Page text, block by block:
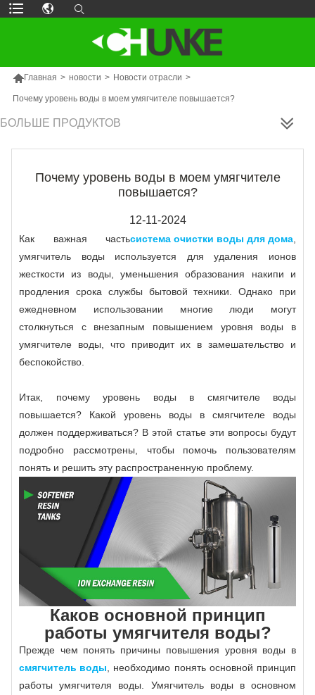
Главная > новости > Новости отрасли >
Почему уровень воды в моем умягчителе повышается?
БОЛЬШЕ ПРОДУКТОВ
Почему уровень воды в моем умягчителе
повышается?
12-11-2024
Как важная частьсистема очистки воды для дома
умягчитель воды используется для удаления ионов
жесткости из воды, уменьшения образования накипи и
продления срока службы бытовой техники. Однако при
ежедневном использовании многие люди могут
столкнуться с внезапным повышением уровня воды в
умягчителе воды, что приводит их в замешательство и
беспокойство.
Итак, почему уровень воды в смягчителе воды
повышается? Какой уровень воды в смягчителе воды
должен поддерживаться? В этой статье эти вопросы будут
подробно рассмотрены, чтобы помочь пользователям
понять и решить эту распространенную проблему.
Каков основной принцип
работы умягчителя воды?
Прежде чем понять причины повышения уровня воды в
смягчитель воды , необходимо понять основной принцип
работы умягчителя воды. Умягчитель воды в основном